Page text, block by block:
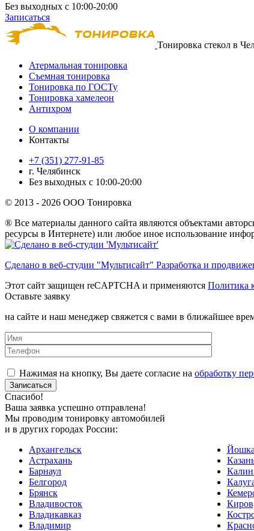
Без выходных с 10:00-20:00
Записаться
Тонировка стекол в
Атермальная тонировка
Съемная тонировка
Тонировка по ГОСТу
Тонировка хамелеон
Антихром
О компании
Контакты
+7 (351) 277-91-85
г. Челябинск
Без выходных с 10:00-20:00
© 2013 - 2026 ООО Тонировка
® Все материалы данного сайта являются объектами
ресурсы в Интернете) или любое иное использование
Сделано в веб-студии "Мультисайт" Разработка и
Этот сайт защищен reCAPTCHA и применяются Политика
Оставьте заявку
на сайте и наш менеджер свяжется с вами в ближайшее
Нажимая на кнопку, Вы даете согласие на обработку
Спасибо!
Ваша заявка успешно отправлена!
Мы проводим тонировку автомобилей
и в других городах России:
Архангельск
Астрахань
Барнаул
Белгород
Брянск
Владивосток
Владикавказ
Владимир
Киров